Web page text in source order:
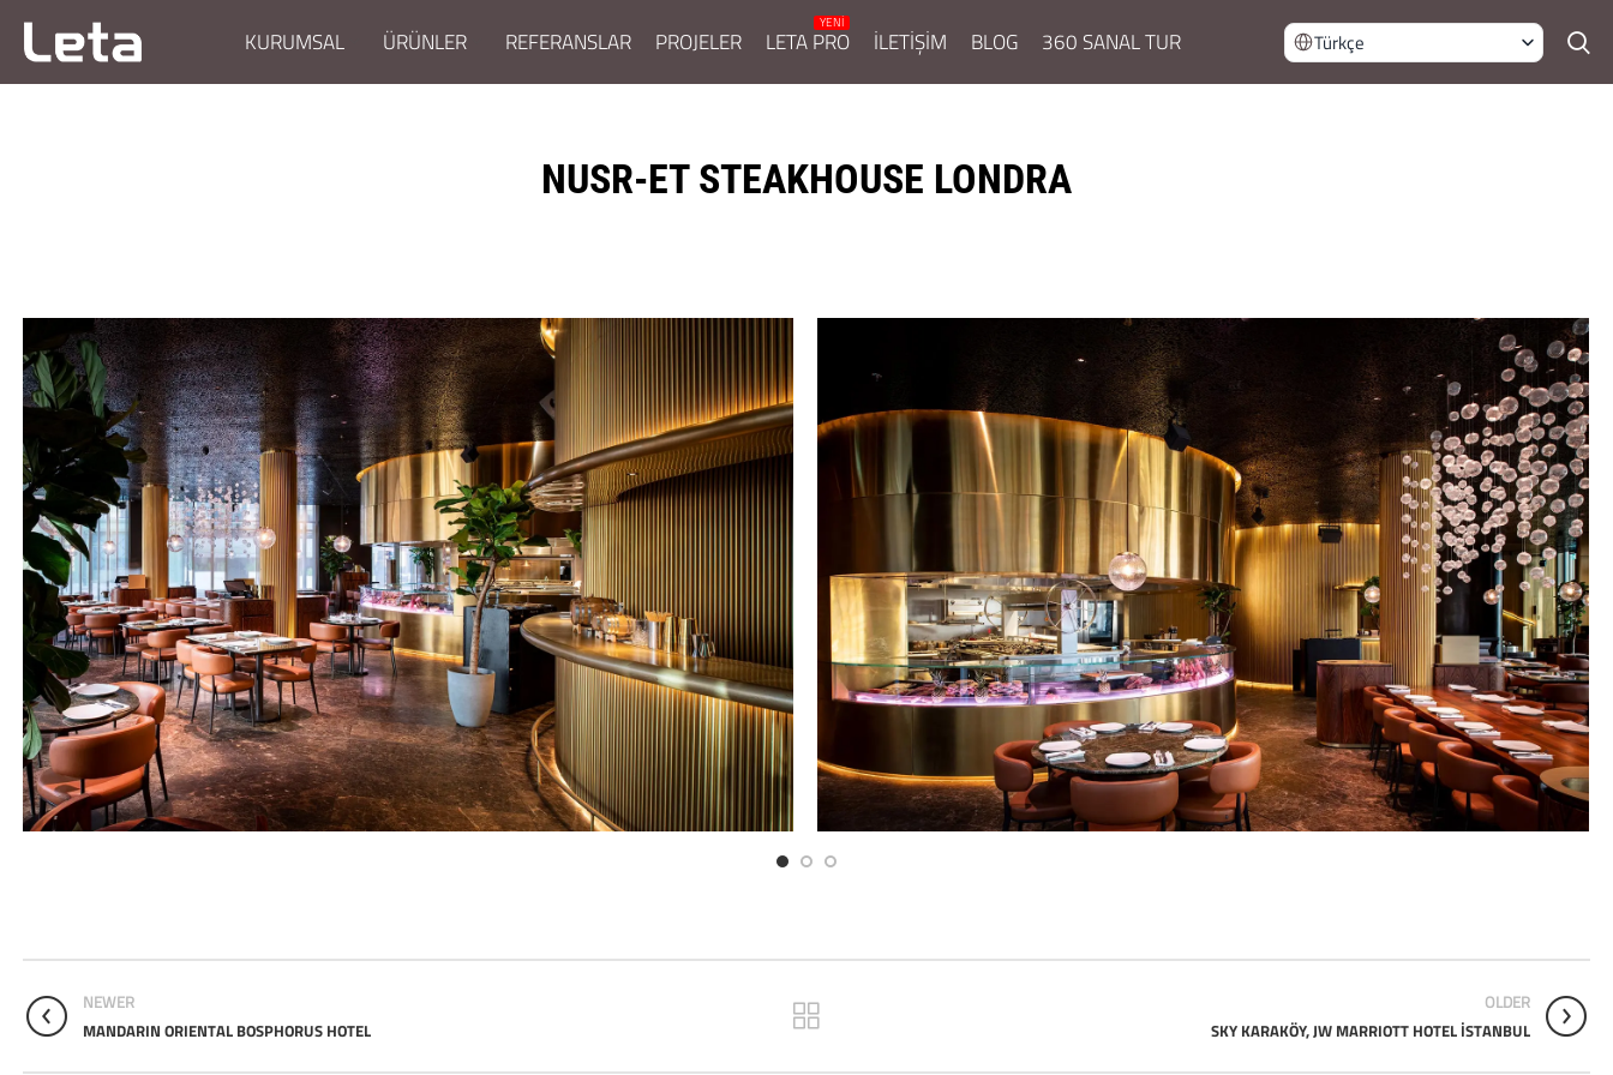
KURUMSAL ÜRÜNLER REFERANSLAR PROJELER LETA PRO İLETİŞİM BLOG 360 SANAL TUR Türkçe
NUSR-ET STEAKHOUSE LONDRA
NEWER
MANDARIN ORIENTAL BOSPHORUS HOTEL
OLDER
SKY KARAKÖY, JW MARRIOTT HOTEL İSTANBUL